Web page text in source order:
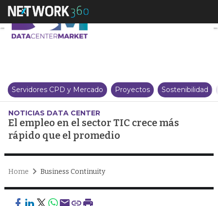
El empleo en el sector TIC
Servidores CPD y Mercado Proyectos Sostenibilidad
NOTICIAS DATA CENTER
El empleo en el sector TIC crece más
rápido que el promedio
Home Business Continuity